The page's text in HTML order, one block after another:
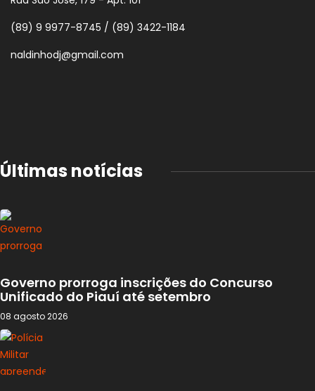
(89) 9 9977-8745 / (89) 3422-1184
naldinhodj@gmail.com
Últimas notícias
Governo prorroga inscrições do Concurso
Unificado do Piauí até setembro
08 agosto 2026